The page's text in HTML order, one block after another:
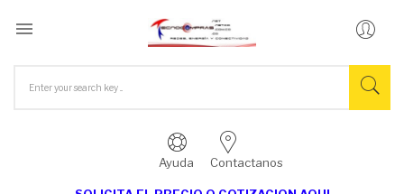

Ayuda Contactanos